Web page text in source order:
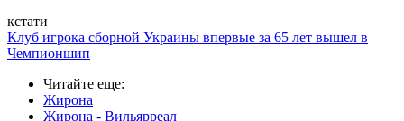
кстати
Клуб игрока сборной Украины впервые за 65 лет вышел в
Чемпионшип
Читайте еще:
Жирона
Жирона - Вильярреал